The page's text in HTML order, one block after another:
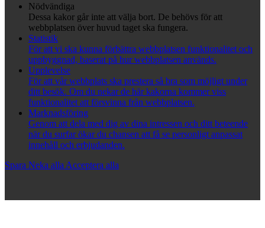
Nödvändiga
Dessa kakor går inte att välja bort. De behövs för att
webbplatsen över huvud taget ska fungera.
Statistik
För att vi ska kunna förbättra webbplatsen funktionalitet och
uppbyggnad, baserat på hur webbplatsen används.
Upplevelse
För att vår webbplats ska prestera så bra som möjligt under
ditt besök. Om du nekar de här kakorna kommer viss
funktionalitet att försvinna från webbplatsen.
Marknadsföring
Genom att dela med dig av dina intressen och ditt beteende
när du surfar ökar du chansen att få se personligt anpassat
innehåll och erbjudanden.
Spara Neka alla Acceptera alla